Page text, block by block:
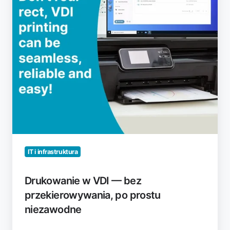
po
prostu
niezawodne
IT i infrastruktura
Drukowanie w VDI — bez
przekierowywania, po prostu
niezawodne